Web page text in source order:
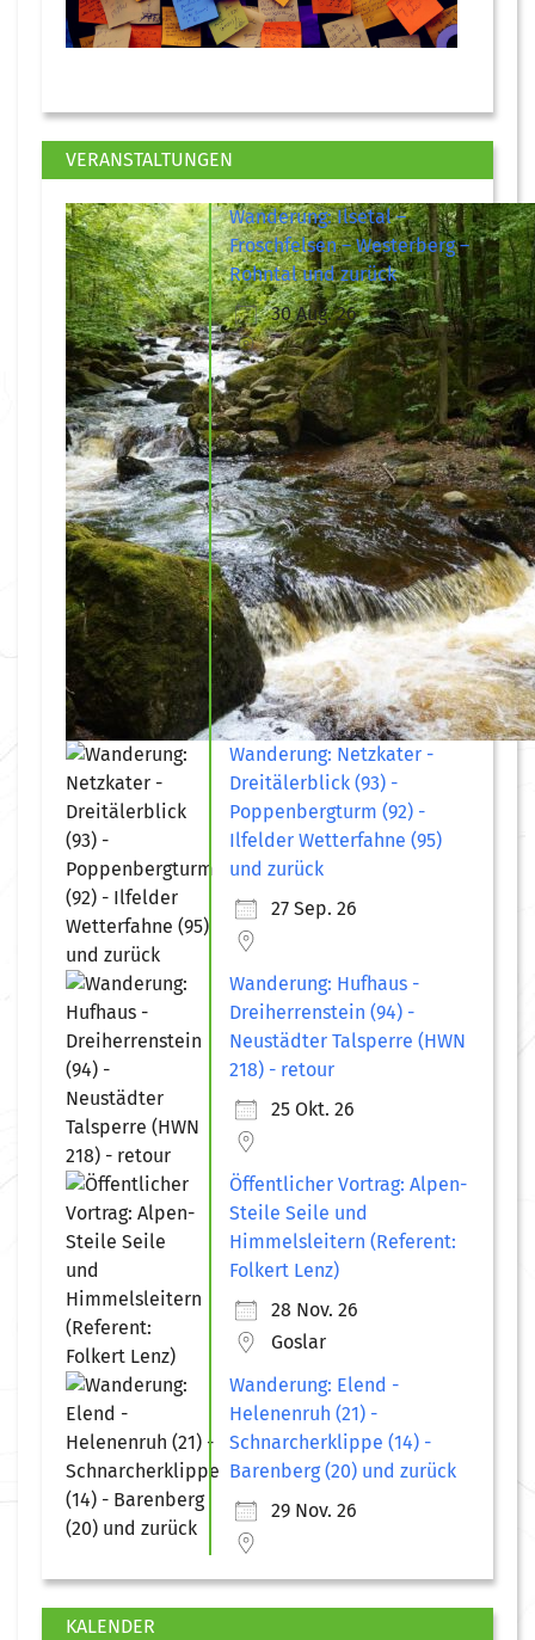
VERANSTALTUNGEN
Wanderung: Ilsetal –
Froschfelsen – Westerberg –
Rohntal und zurück
30 Aug. 26
Wanderung: Netzkater -
Dreitälerblick (93) -
Poppenbergturm (92) -
Ilfelder Wetterfahne (95)
und zurück
27 Sep. 26
Wanderung: Hufhaus -
Dreiherrenstein (94) -
Neustädter Talsperre (HWN
218) - retour
25 Okt. 26
Öffentlicher Vortrag: Alpen-
Steile Seile und
Himmelsleitern (Referent:
Folkert Lenz)
28 Nov. 26
Goslar
Wanderung: Elend -
Helenenruh (21) -
Schnarcherklippe (14) -
Barenberg (20) und zurück
29 Nov. 26
KALENDER